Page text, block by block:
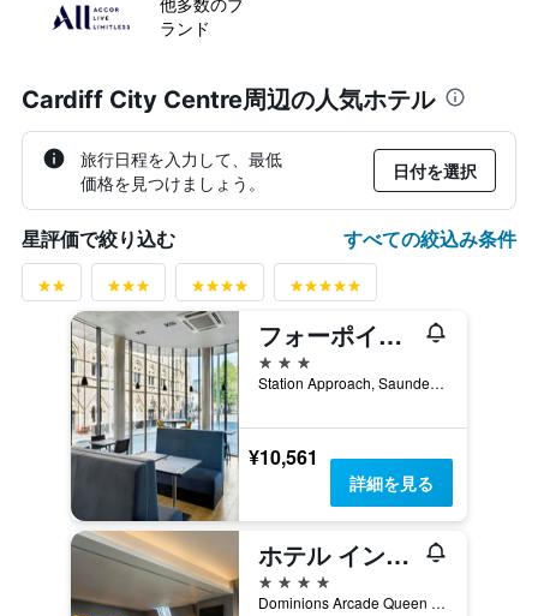
他多数のブ
ランド
Cardiff City Centre周辺の人気ホテル
旅行日程を入力して、最低
価格を見つけましょう。
日付を選択
星評価で絞り込む すべての絞込み条件
フォーポインツ フレックス バイ シェラトン カーディフ
3つ星
Station Approach, Saunders Road, カーディフ, イギリス
¥10,561
詳細を見る
ホテル インディゴ カーディフ by IHG
4つ星
Dominions Arcade Queen Street, カーディフ, イギリス